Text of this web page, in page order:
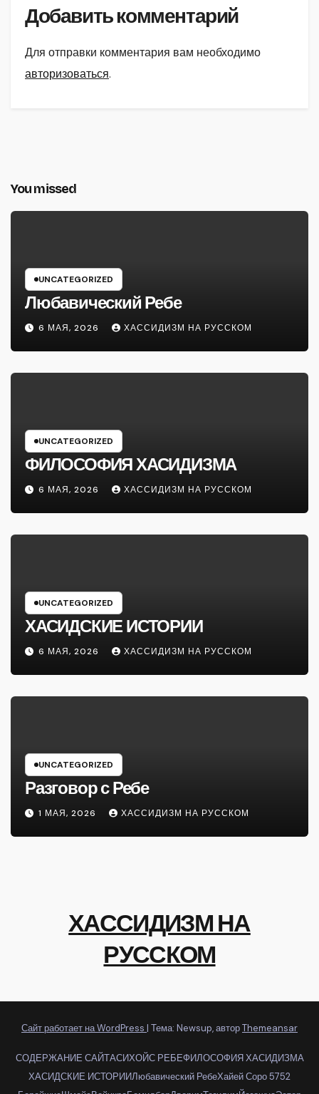
Добавить комментарий
Для отправки комментария вам необходимо
авторизоваться.
You missed
UNCATEGORIZED
Любавический Ребе
6 МАЯ, 2026 ХАССИДИЗМ НА РУССКОМ
UNCATEGORIZED
ФИЛОСОФИЯ ХАСИДИЗМА
6 МАЯ, 2026 ХАССИДИЗМ НА РУССКОМ
UNCATEGORIZED
ХАСИДСКИЕ ИСТОРИИ
6 МАЯ, 2026 ХАССИДИЗМ НА РУССКОМ
UNCATEGORIZED
Разговор с Ребе
1 МАЯ, 2026 ХАССИДИЗМ НА РУССКОМ
ХАССИДИЗМ НА
РУССКОМ
Сайт работает на WordPress | Тема: Newsup, авторThemeansar
СОДЕРЖАНИЕ САЙТАСИХОЙС РЕБЕФИЛОСОФИЯ ХАСИДИЗМА
ХАСИДСКИЕ ИСТОРИИЛюбавический РебеХайей Соро 5752